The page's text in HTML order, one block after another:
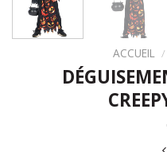
ACCUEIL /